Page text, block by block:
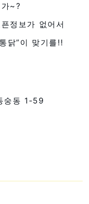
~?
정보가 없어서
닭”이 맞기를!!
숭동 1-59